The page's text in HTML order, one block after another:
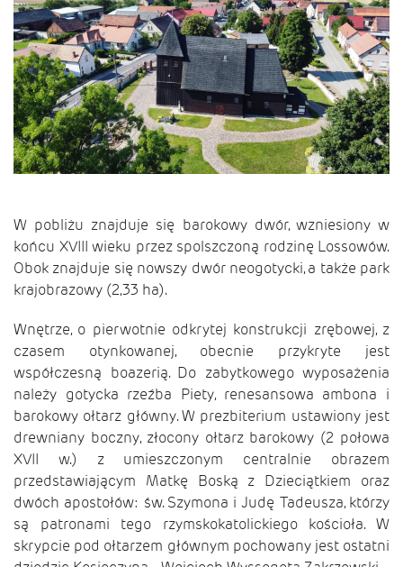
W pobliżu znajduje się barokowy dwór, wzniesiony w
końcu XVIII wieku przez spolszczoną rodzinę Lossowów.
Obok znajduje się nowszy dwór neogotycki, a także park
krajobrazowy (2,33 ha).
Wnętrze, o pierwotnie odkrytej konstrukcji zrębowej, z
czasem otynkowanej, obecnie przykryte jest
współczesną boazerią. Do zabytkowego wyposażenia
należy gotycka rzeźba Piety, renesansowa ambona i
barokowy ołtarz główny. W prezbiterium ustawiony jest
drewniany boczny, złocony ołtarz barokowy (2 połowa
XVII w.) z umieszczonym centralnie obrazem
przedstawiającym Matkę Boską z Dzieciątkiem oraz
dwóch apostołów: św. Szymona i Judę Tadeusza, którzy
są patronami tego rzymskokatolickiego kościoła. W
skrypcie pod ołtarzem głównym pochowany jest ostatni